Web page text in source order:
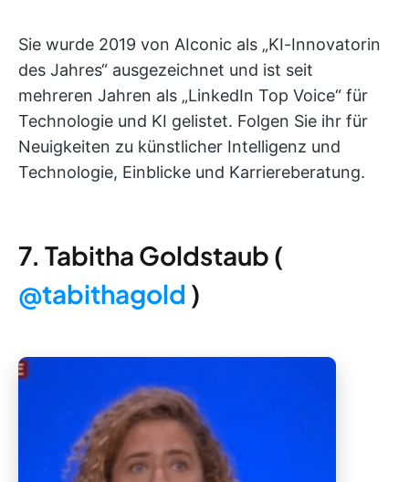
Sie wurde 2019 von AIconic als „KI-Innovatorin
des Jahres“ ausgezeichnet und ist seit
mehreren Jahren als „LinkedIn Top Voice“ für
Technologie und KI gelistet. Folgen Sie ihr für
Neuigkeiten zu künstlicher Intelligenz und
Technologie, Einblicke und Karriereberatung.
7. Tabitha Goldstaub (
@tabithagold )